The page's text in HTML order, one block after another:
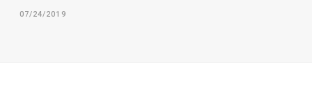
07/24/2019